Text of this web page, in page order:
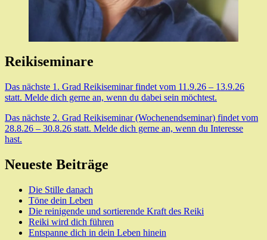
Reikiseminare
Das nächste 1. Grad Reikiseminar findet vom 11.9.26 – 13.9.26
statt. Melde dich gerne an, wenn du dabei sein möchtest.
Das nächste 2. Grad Reikiseminar (Wochenendseminar) findet vom
28.8.26 – 30.8.26 statt. Melde dich gerne an, wenn du Interesse
hast.
Neueste Beiträge
Die Stille danach
Töne dein Leben
Die reinigende und sortierende Kraft des Reiki
Reiki wird dich führen
Entspanne dich in dein Leben hinein